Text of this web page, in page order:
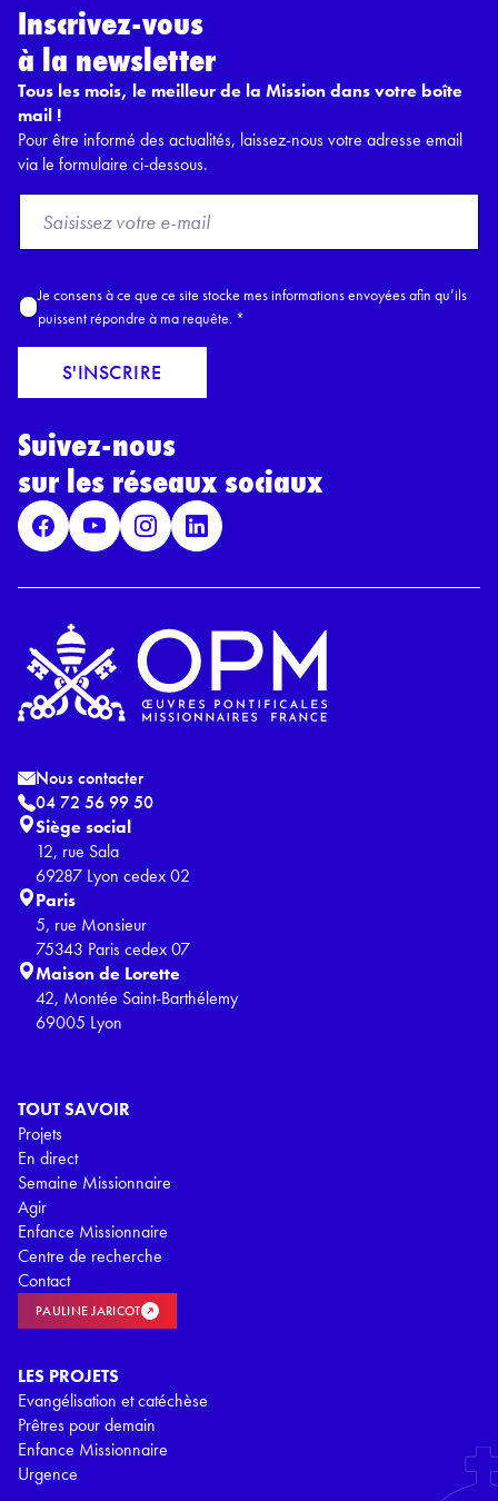
Inscrivez-vous
à la newsletter
Tous les mois, le meilleur de la Mission dans votre boîte
mail !
Pour être informé des actualités, laissez-nous votre adresse email
via le formulaire ci-dessous.
o
E
m
a
l
A
c
c
R
P
D
*
Je consens à ce que ce site stocke mes informations envoyées afin qu’ils
puissent répondre à ma requête. *
S'INSCRIRE
Suivez-nous
sur les réseaux sociaux
TOUT SAVOIR
Projets
En direct
Semaine Missionnaire
Agir
Enfance Missionnaire
Centre de recherche
Contact
PAULINE JARICOT
LES PROJETS
Evangélisation et catéchèse
Prêtres pour demain
Enfance Missionnaire
Urgence
Nous contacter
04 72 56 99 50
Siège social
12, rue Sala
69287 Lyon cedex 02
Paris
5, rue Monsieur
75343 Paris cedex 07
Maison de Lorette
42, Montée Saint-Barthélemy
69005 Lyon